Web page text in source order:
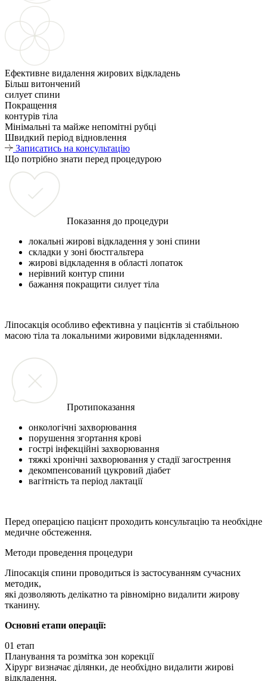
Ефективне видалення жирових відкладень
Більш витончений
силует спини
Покращення
контурів тіла
Мінімальні та майже непомітні рубці
Швидкий період відновлення
Записатись на консультацію
Що потрібно знати перед процедурою
Показання до процедури
локальні жирові відкладення у зоні спини
складки у зоні бюстгальтера
жирові відкладення в області лопаток
нерівний контур спини
бажання покращити силует тіла
Ліпосакція особливо ефективна у пацієнтів зі стабільною
масою тіла та локальними жировими відкладеннями.
Протипоказання
онкологічні захворювання
порушення згортання крові
гострі інфекційні захворювання
тяжкі хронічні захворювання у стадії загострення
декомпенсований цукровий діабет
вагітність та період лактації
Перед операцією пацієнт проходить консультацію та необхідне
медичне обстеження.
Методи проведення процедури
Ліпосакція спини проводиться із застосуванням сучасних
методик,
які дозволяють делікатно та рівномірно видалити жирову
тканину.
Основні етапи операції:
01 етап
Планування та розмітка зон корекції
Хірург визначає ділянки, де необхідно видалити жирові
відкладення.